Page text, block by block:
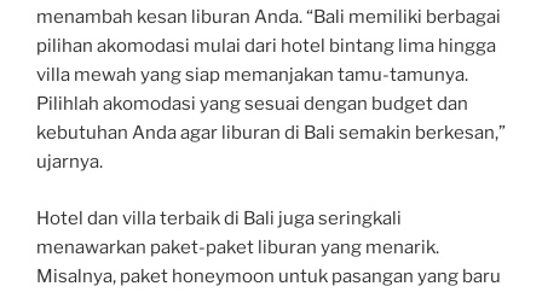
menambah kesan liburan Anda. “Bali memiliki berbagai
pilihan akomodasi mulai dari hotel bintang lima hingga
villa mewah yang siap memanjakan tamu-tamunya.
Pilihlah akomodasi yang sesuai dengan budget dan
kebutuhan Anda agar liburan di Bali semakin berkesan,”
ujarnya.
Hotel dan villa terbaik di Bali juga seringkali
menawarkan paket-paket liburan yang menarik.
Misalnya, paket honeymoon untuk pasangan yang baru